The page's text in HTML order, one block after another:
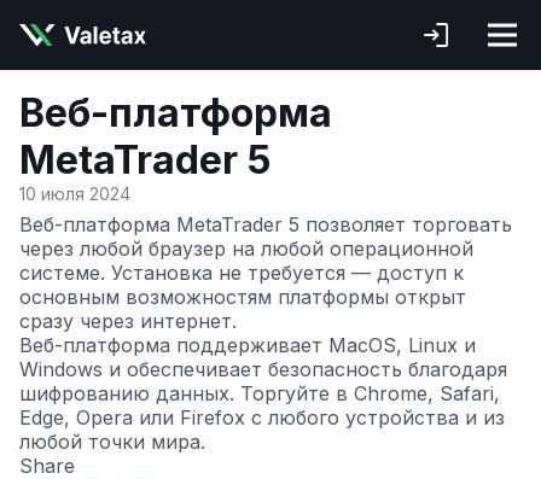
Веб-платформа
MetaTrader 5
10 июля 2024
Веб-платформа MetaTrader 5 позволяет торговать
через любой браузер на любой операционной
системе. Установка не требуется — доступ к
основным возможностям платформы открыт
сразу через интернет.
Веб-платформа поддерживает MacOS, Linux и
Windows и обеспечивает безопасность благодаря
шифрованию данных. Торгуйте в Chrome, Safari,
Edge, Opera или Firefox с любого устройства и из
любой точки мира.
Share